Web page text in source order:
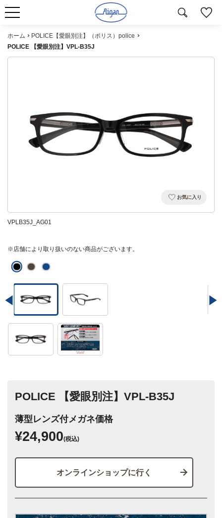
ホーム
POLICE【愛眼別注】（ポリス）police
POLICE 【愛眼別注】VPL-B35J
お気に入り
VPLB35J_AG01
※店舗により取り扱いのない商品がございます。
POLICE 【愛眼別注】VPL-B35J
薄型レンズ付メガネ価格
¥24,900(税込)
オンラインショップに行く